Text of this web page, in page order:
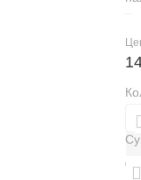
0